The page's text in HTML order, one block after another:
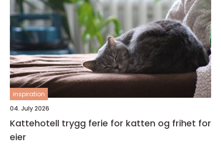
inspiration
04. July 2026
Kattehotell trygg ferie for katten og frihet for
eier